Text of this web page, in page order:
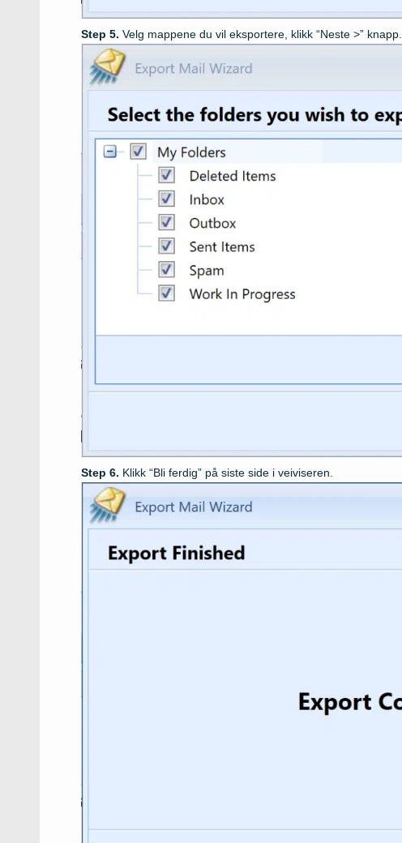
Velg mappene du vil eksportere, klikk “Neste >” knapp.
Klikk “Bli ferdig” på siste side i veiviseren.